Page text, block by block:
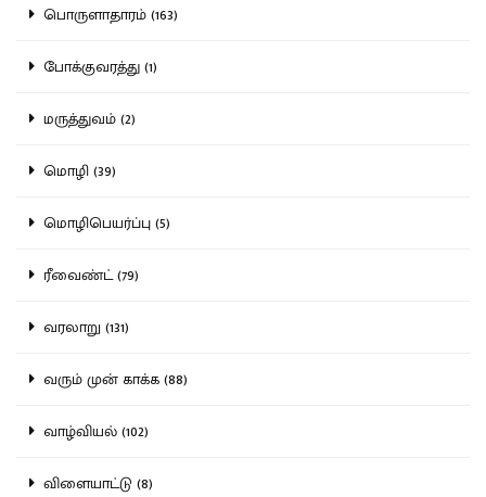
பொருளாதாரம் (163)
போக்குவரத்து (1)
மருத்துவம் (2)
மொழி (39)
மொழிபெயர்ப்பு (5)
ரீவைண்ட் (79)
வரலாறு (131)
வரும் முன் காக்க (88)
வாழ்வியல் (102)
விளையாட்டு (8)